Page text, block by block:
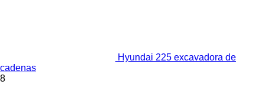
Hyundai 225 excavadora de
cadenas
8